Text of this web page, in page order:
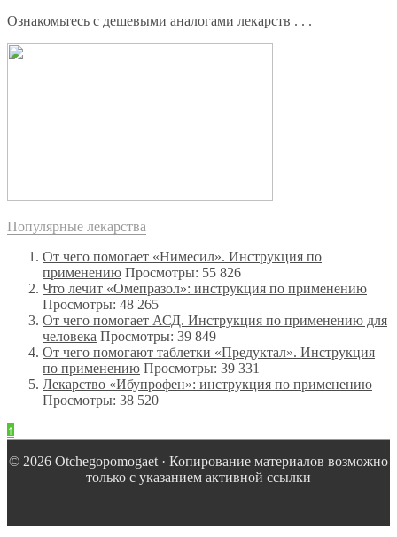
Ознакомьтесь с дешевыми аналогами лекарств . . .
Популярные лекарства
От чего помогает «Нимесил». Инструкция по
применению Просмотры: 55 826
Что лечит «Омепразол»: инструкция по применению
Просмотры: 48 265
От чего помогает АСД. Инструкция по применению для
человека Просмотры: 39 849
От чего помогают таблетки «Предуктал». Инструкция
по применению Просмотры: 39 331
Лекарство «Ибупрофен»: инструкция по применению
Просмотры: 38 520
↑
© 2026 Оtchegopomogaet · Копирование материалов возможно
только с указанием активной ссылки